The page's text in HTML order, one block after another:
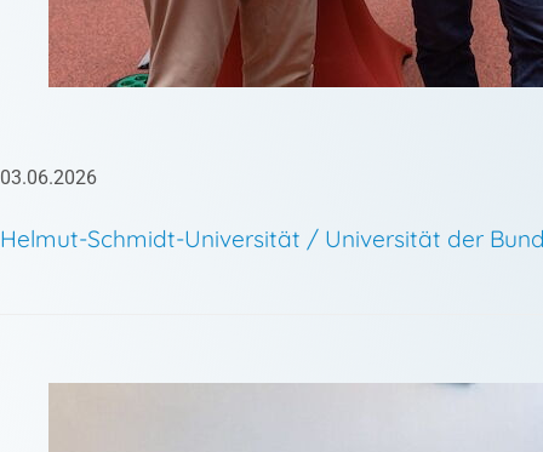
03.06.2026
Helmut-Schmidt-Universität / Universität der